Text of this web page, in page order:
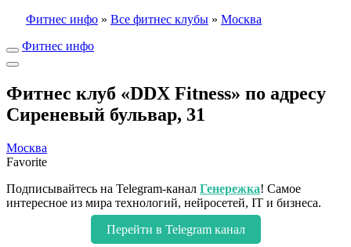
Фитнес инфо » Все фитнес клубы » Москва
Фитнес инфо
Фитнес клуб «DDX Fitness» по адресу
Сиреневый бульвар, 31
Москва
Favorite
Подписывайтесь на Telegram-канал Генережка! Самое
интересное из мира технологий, нейросетей, IT и бизнеса.
Перейти в Telegram канал